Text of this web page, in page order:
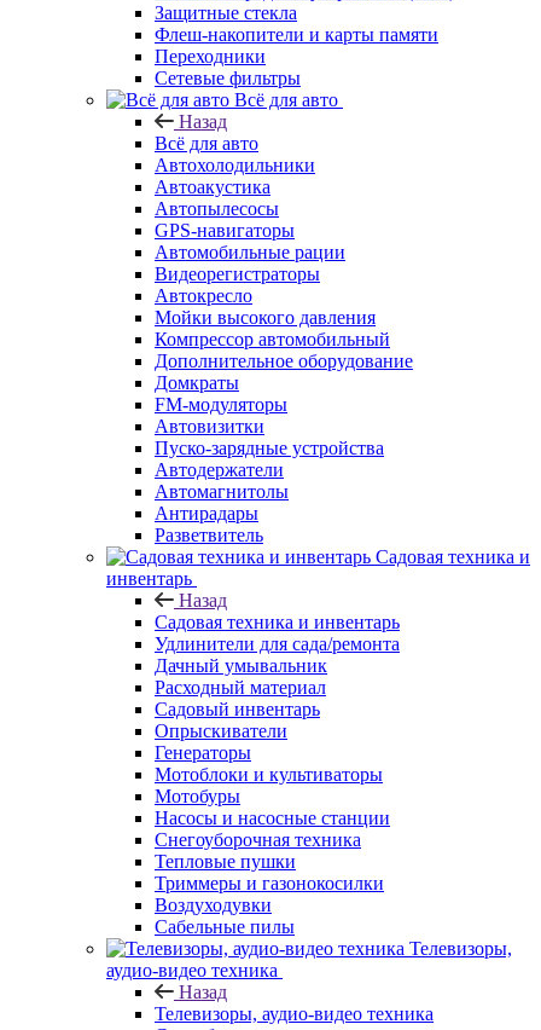
Защитные стекла
Флеш-накопители и карты памяти
Переходники
Сетевые фильтры
Всё для авто
Назад
Всё для авто
Автохолодильники
Автоакустика
Автопылесосы
GPS-навигаторы
Автомобильные рации
Видеорегистраторы
Автокресло
Мойки высокого давления
Компрессор автомобильный
Дополнительное оборудование
Домкраты
FM-модуляторы
Автовизитки
Пуско-зарядные устройства
Автодержатели
Автомагнитолы
Антирадары
Разветвитель
Садовая техника и
инвентарь
Назад
Садовая техника и инвентарь
Удлинители для сада/ремонта
Дачный умывальник
Расходный материал
Садовый инвентарь
Опрыскиватели
Генераторы
Мотоблоки и культиваторы
Мотобуры
Насосы и насосные станции
Снегоуборочная техника
Тепловые пушки
Триммеры и газонокосилки
Воздуходувки
Сабельные пилы
Телевизоры,
аудио-видео техника
Назад
Телевизоры, аудио-видео техника